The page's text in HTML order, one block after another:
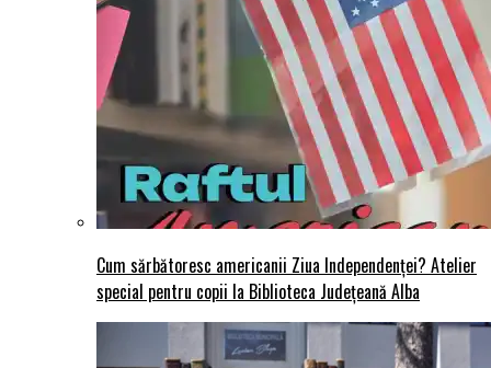
Cum sărbătoresc americanii Ziua Independenței? Atelier
special pentru copii la Biblioteca Județeană Alba